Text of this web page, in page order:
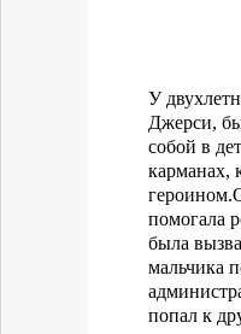
У
Джерси,
собой в
карманах,
помогала
была
мальчика
попал к